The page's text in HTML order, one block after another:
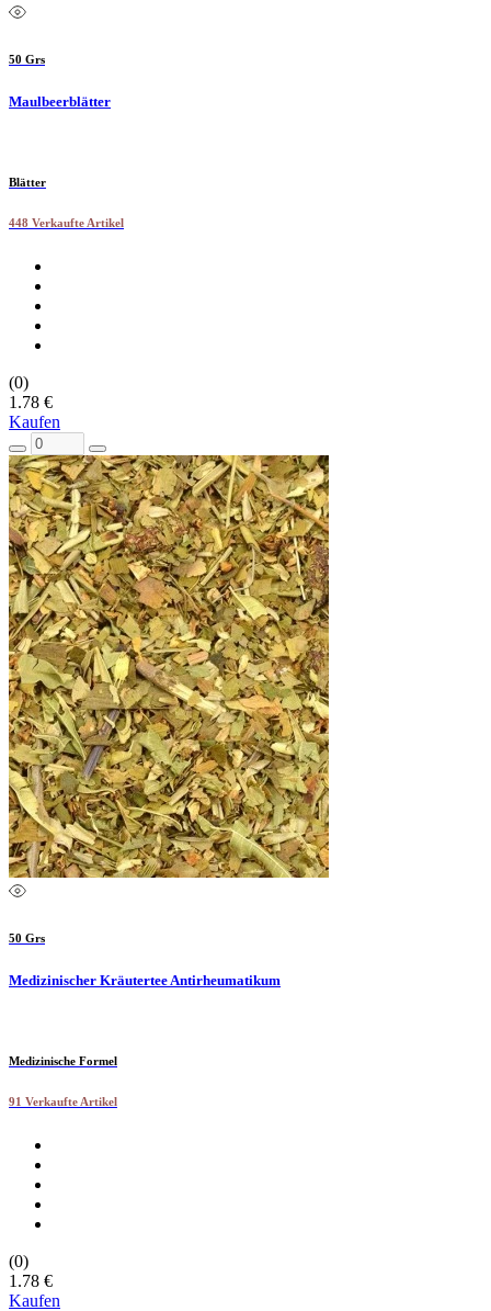
50 Grs
Maulbeerblätter
Blätter
448 Verkaufte Artikel
(0)
1.78 €
Kaufen
50 Grs
Medizinischer Kräutertee Antirheumatikum
Medizinische Formel
91 Verkaufte Artikel
(0)
1.78 €
Kaufen